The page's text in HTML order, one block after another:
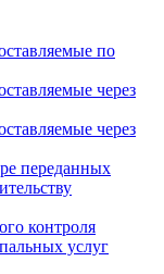
по
через
через
переданных
контроля
услуг